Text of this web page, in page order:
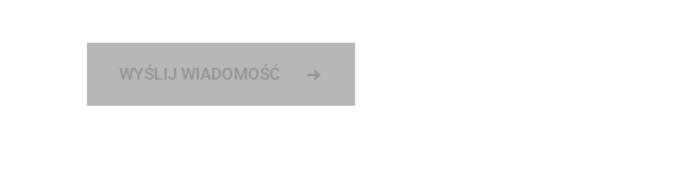
WYŚLIJ WIADOMOŚĆ